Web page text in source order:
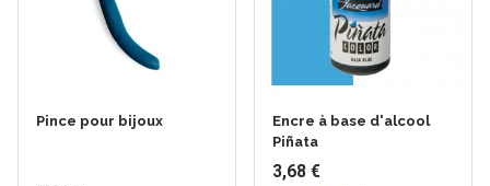
Pince pour bijoux
Encre à base d'alcool
Piñata
3,68 €